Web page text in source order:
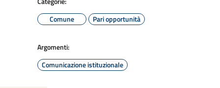
Comune
Pari opportunità
Argomenti:
Comunicazione istituzionale